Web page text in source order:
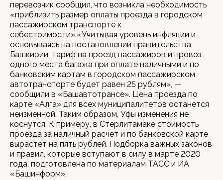
перевозчик сообщил, что возникла необходимость
«приблизить размер оплаты проезда в городском
пассажирском транспорте к
себестоимости».«Учитывая уровень инфляции и
основываясь на постановлении правительства
Башкирии, тариф на проезд пассажиров и провоз
одного места багажа при оплате наличными и по
банковским картам в городском пассажирском
автотранспорте будет равен 25 рублям», —
сообщили в «Башавтотрансе». Цена проезда по
карте «Алга» для всех муниципалитетов останется
неизменной. Таким образом, Уфы изменения не
коснутся. К примеру, в Стерлитамаке стоимость
проезда за наличный расчет и по банковской карте
вырастет на пять рублей. Подборка важных законов
и правил, которые вступают в силу в марте 2020
года, подготовлена по материалам ТАСС и ИА
«Башинформ».